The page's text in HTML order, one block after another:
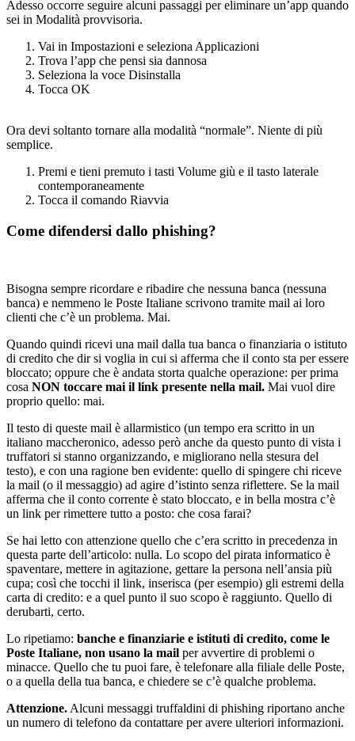
Adesso occorre seguire alcuni passaggi per eliminare un’app quando
sei in Modalità provvisoria.
Vai in Impostazioni e seleziona Applicazioni
Trova l’app che pensi sia dannosa
Seleziona la voce Disinstalla
Tocca OK
Ora devi soltanto tornare alla modalità “normale”. Niente di più
semplice.
Premi e tieni premuto i tasti Volume giù e il tasto laterale
contemporaneamente
Tocca il comando Riavvia
Come difendersi dallo phishing?
Bisogna sempre ricordare e ribadire che nessuna banca (nessuna
banca) e nemmeno le Poste Italiane scrivono tramite mail ai loro
clienti che c’è un problema. Mai.
Quando quindi ricevi una mail dalla tua banca o finanziaria o istituto
di credito che dir si voglia in cui si afferma che il conto sta per essere
bloccato; oppure che è andata storta qualche operazione: per prima
cosa NON toccare mai il link presente nella mail. Mai vuol dire
proprio quello: mai.
Il testo di queste mail è allarmistico (un tempo era scritto in un
italiano maccheronico, adesso però anche da questo punto di vista i
truffatori si stanno organizzando, e migliorano nella stesura del
testo), e con una ragione ben evidente: quello di spingere chi riceve
la mail (o il messaggio) ad agire d’istinto senza riflettere. Se la mail
afferma che il conto corrente è stato bloccato, e in bella mostra c’è
un link per rimettere tutto a posto: che cosa farai?
Se hai letto con attenzione quello che c’era scritto in precedenza in
questa parte dell’articolo: nulla. Lo scopo del pirata informatico è
spaventare, mettere in agitazione, gettare la persona nell’ansia più
cupa; così che tocchi il link, inserisca (per esempio) gli estremi della
carta di credito: e a quel punto il suo scopo è raggiunto. Quello di
derubarti, certo.
Lo ripetiamo: banche e finanziarie e istituti di credito, come le
Poste Italiane, non usano la mail per avvertire di problemi o
minacce. Quello che tu puoi fare, è telefonare alla filiale delle Poste,
o a quella della tua banca, e chiedere se c’è qualche problema.
Attenzione. Alcuni messaggi truffaldini di phishing riportano anche
un numero di telefono da contattare per avere ulteriori informazioni.